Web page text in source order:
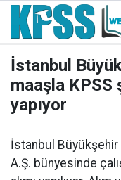
İstanbul
maaşla KPSS
yapıyor
İstanbul Büyükşehir
A.Ş. bünyesinde